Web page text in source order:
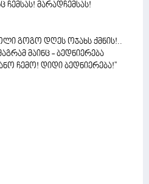
მარადჩემსას!
გოგო დღეს ოჯახს ქმნის!..
მაინც - ბედნიერება
ჩემო! დიდი ბედნიერება!''